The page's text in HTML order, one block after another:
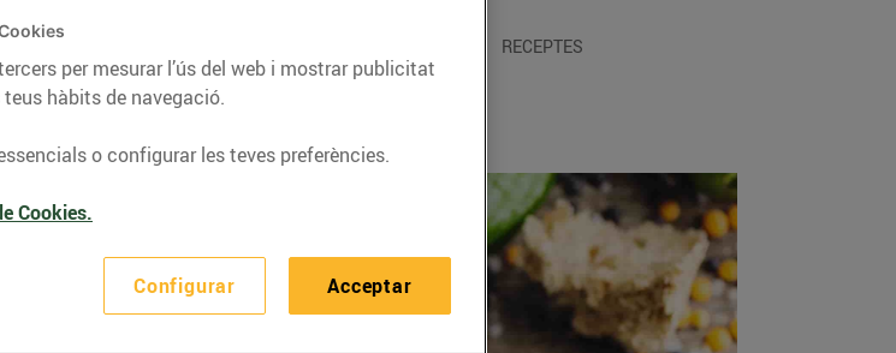
RECEPTES
per mesurar l’ús del web i mostrar publicitat
hàbits de navegació.
o configurar les teves preferències.
Cookies.
Configurar Acceptar